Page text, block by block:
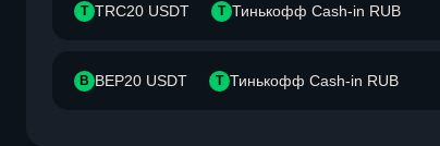
T TRC20 USDT Т Тинькофф Cash-in RUB
B BEP20 USDT Т Тинькофф Cash-in RUB